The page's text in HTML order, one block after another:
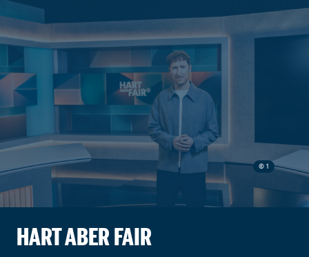
© 1
HART ABER FAIR